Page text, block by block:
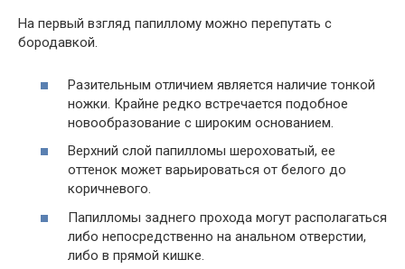
На первый взгляд папиллому можно перепутать с
бородавкой.
Разительным отличием является наличие тонкой
ножки. Крайне редко встречается подобное
новообразование с широким основанием.
Верхний слой папилломы шероховатый, ее
оттенок может варьироваться от белого до
коричневого.
Папилломы заднего прохода могут располагаться
либо непосредственно на анальном отверстии,
либо в прямой кишке.